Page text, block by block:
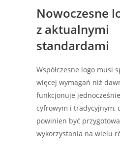
Nowoczesne
z aktualnymi
standardami
Współczesne logo musi
więcej wymagań niż
funkcjonuje
cyfrowym i tradycyjnym,
powinien być
wykorzystania na wielu